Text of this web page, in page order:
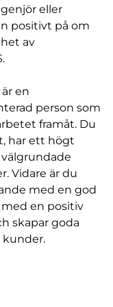
eller
positivt på om
av
en
person som
framåt. Du
har ett högt
Vidare är du
med en god
en positiv
skapar goda
kunder.